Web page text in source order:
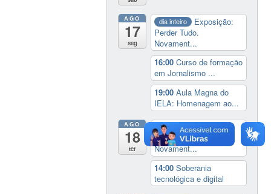
AGO
17
seg
dia inteiro
Exposição:
Perder Tudo.
Novament...
16:00Curso de formação
em Jornalismo ...
19:00Aula Magna do
IELA: Homenagem ao...
AGO
18
ter
dia inteiro
Exposição:
Perder Tudo.
Novament...
14:00Soberania
tecnológica e digital